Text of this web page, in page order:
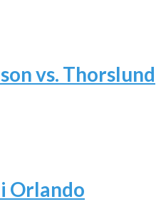
vs. Thorslund
Orlando